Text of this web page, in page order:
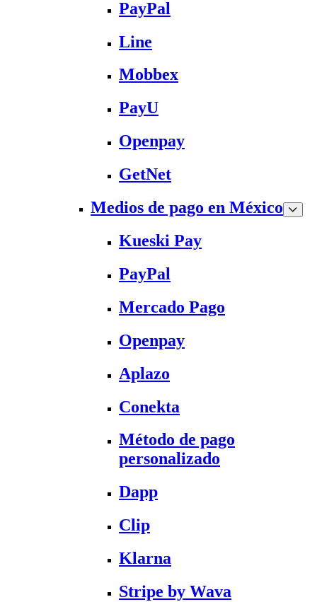
PayPal
Line
Mobbex
PayU
Openpay
GetNet
Medios de pago en México
Kueski Pay
PayPal
Mercado Pago
Openpay
Aplazo
Conekta
Método de pago
personalizado
Dapp
Clip
Klarna
Stripe by Wava